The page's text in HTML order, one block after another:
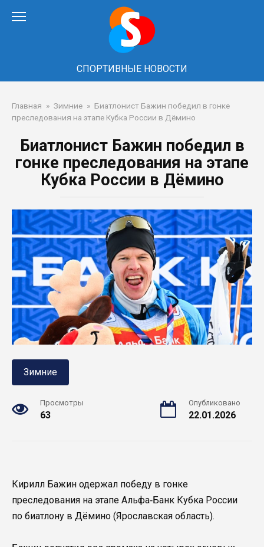
СПОРТИВНЫЕ НОВОСТИ
Главная » Зимние » Биатлонист Бажин победил в гонке
преследования на этапе Кубка России в Дёмино
Биатлонист Бажин победил в
гонке преследования на этапе
Кубка России в Дёмино
Зимние
Просмотры
63
Опубликовано
22.01.2026
Кирилл Бажин одержал победу в гонке
преследования на этапе Альфа‑Банк Кубка России
по биатлону в Дёмино (Ярославская область).